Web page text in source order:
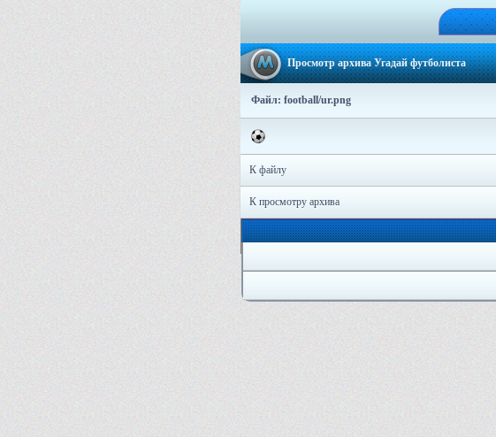
Просмотр архива Угадай футболиста
Файл: football/ur.png
К файлу
К просмотру архива